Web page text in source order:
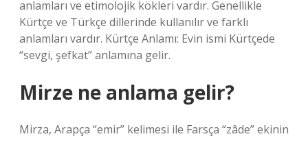
anlamları ve etimolojik kökleri vardır. Genellikle
Kürtçe ve Türkçe dillerinde kullanılır ve farklı
anlamları vardır. Kürtçe Anlamı: Evin ismi Kürtçede
“sevgi, şefkat” anlamına gelir.
Mirze ne anlama gelir?
Mirza, Arapça “emir” kelimesi ile Farsça “zâde” ekinin